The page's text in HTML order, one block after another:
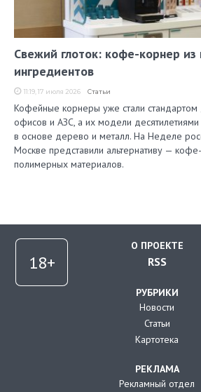
Свежий глоток: кофе-корнер
ингредиентов
11:19, 17 июля 2026 Статьи
Кофейные корнеры уже стали стандартом
офисов и АЗС, а их модели
в основе дерево и металл. На Неделе
Москве представили альтернативу —
полимерных материалов.
О ПРОЕКТЕ
RSS
РУБРИКИ
Новости
Статьи
Картотека
РЕКЛАМА
Рекламный отдел